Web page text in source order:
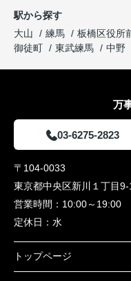
駅から探す
大山
練馬 板橋区役所
御徒町
東武練馬 中野
万
03-6275-2823
〒104-0033
東京都中央区新川１丁目
営業時間： 10:00～19:00
定休日： 水
トップページ